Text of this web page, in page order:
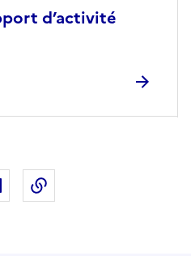
d’activité
sur Twitter
Partager par email